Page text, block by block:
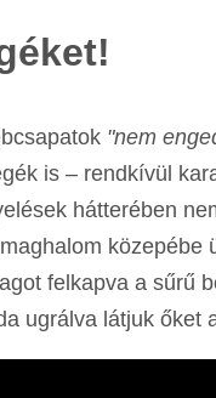
"nem
is – rendkívül
hátterében
közepébe
felkapva a sűrű
ugrálva látjuk